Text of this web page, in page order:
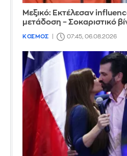
Μεξικό: Εκτέλεσαν
μετάδοση – Σοκαριστικό
ΚΟΣΜΟΣ 07:45, 06.08.2026